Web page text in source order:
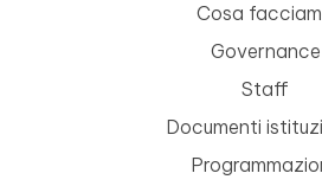
Cosa
Governance
Staff
Documenti